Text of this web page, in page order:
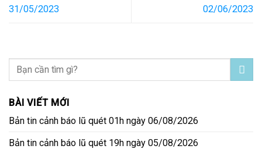
31/05/2023
02/06/2023
BÀI VIẾT MỚI
Bản tin cảnh báo lũ quét 01h ngày 06/08/2026
Bản tin cảnh báo lũ quét 19h ngày 05/08/2026